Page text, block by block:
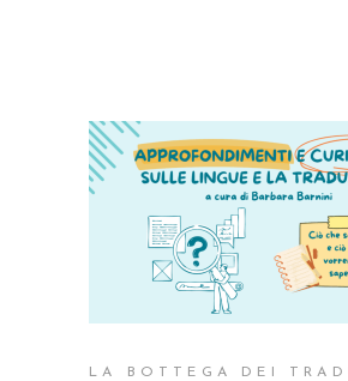
LA BOTTEGA DEI